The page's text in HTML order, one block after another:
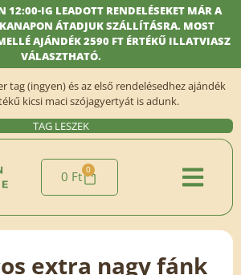
IG LEADOTT RENDELÉSEKET MÁR A
ÁTADJUK SZÁLLÍTÁSRA. MOST
AJÁNDÉK 2590 FT ÉRTÉKŰ ILLATVIASZ
VÁLASZTHATÓ.
tag (ingyen) és az első rendelésedhez ajándék
kicsi maci szójagyertyát is adunk.
TAG LESZEK
0 Ft 0
extra nagy fánk